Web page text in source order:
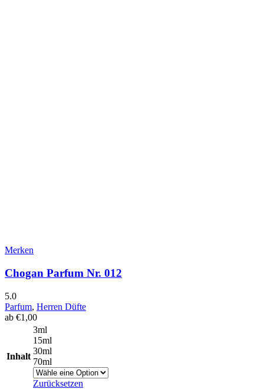
Merken
Chogan Parfum Nr. 012
5.0
Parfum, Herren Düfte
ab €1,00
Inhalt
3ml
15ml
30ml
70ml
Zurücksetzen